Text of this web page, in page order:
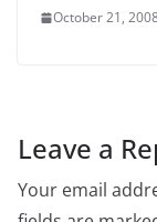
October 21,
Leave a
Your email